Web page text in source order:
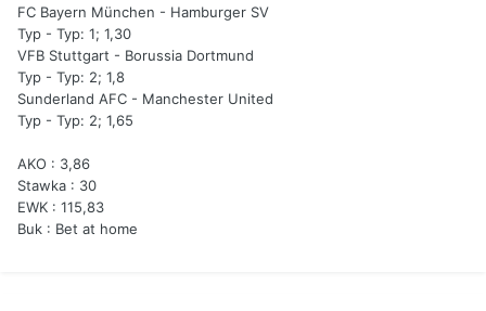
FC Bayern München - Hamburger SV
Typ - Typ: 1; 1,30
VFB Stuttgart - Borussia Dortmund
Typ - Typ: 2; 1,8
Sunderland AFC - Manchester United
Typ - Typ: 2; 1,65
AKO : 3,86
Stawka : 30
EWK : 115,83
Buk : Bet at home